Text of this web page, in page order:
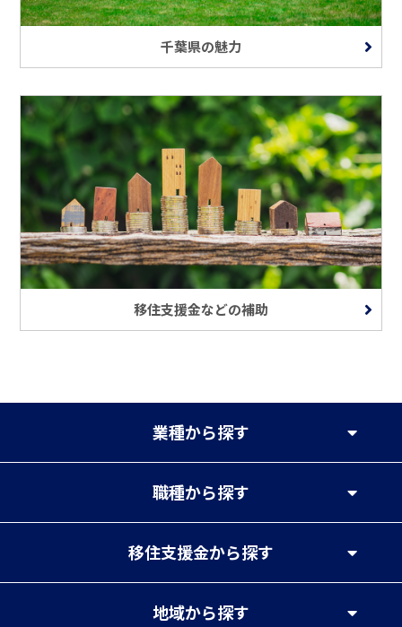
千葉県の魅力
移住支援金などの補助
業種から探す
職種から探す
移住支援金から探す
地域から探す